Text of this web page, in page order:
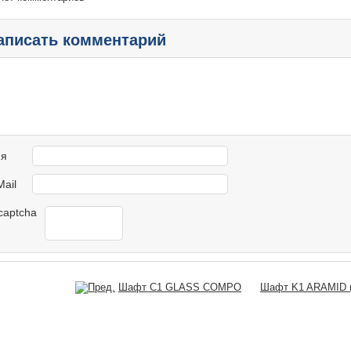
комментарий
Шафт C1 GLASS COMPO Шафт K1 ARAMID